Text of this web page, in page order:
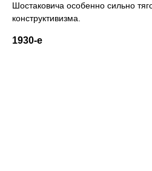
Шостаковича особенно сильно
конструктивизма.
1930-е